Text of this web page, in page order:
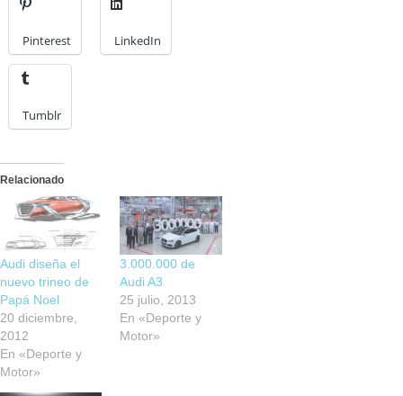
Pinterest LinkedIn
Tumblr
Relacionado
Audi diseña el
nuevo trineo de
Papá Noel
20 diciembre,
2012
En «Deporte y
Motor»
3.000.000 de
Audi A3
25 julio, 2013
En «Deporte y
Motor»